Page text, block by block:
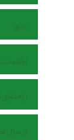
مرور
ارسال